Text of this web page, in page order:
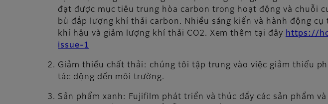
đạt được mục tiêu trung hòa carbon trong hoạt động và chuỗi
bù đắp lượng khí thải carbon. Nhiều sáng kiến và hành động
khí hậu và giảm lượng khí thải CO2. Xem thêm tại đây https://
issue-1
Giảm thiểu chất thải: chúng tôi tập trung vào việc giảm thiểu
tác động đến môi trường.
Sản phẩm xanh: Fujifilm phát triển và thúc đẩy các sản phẩm